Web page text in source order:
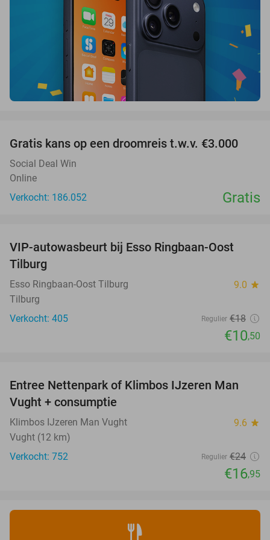
Gratis kans op een droomreis t.w.v. €3.000
Social Deal Win
Online
Verkocht: 186.052
Gratis
42%
VIP-autowasbeurt bij Esso Ringbaan-Oost
Tilburg
Esso Ringbaan-Oost Tilburg 9.0 star
Tilburg
Verkocht: 405
Regulier €18
€10,50
29%
Entree Nettenpark of Klimbos IJzeren Man
Vught + consumptie
Klimbos IJzeren Man Vught 9.6 star
Vught (12 km)
Verkocht: 752
Regulier €24
€16,95